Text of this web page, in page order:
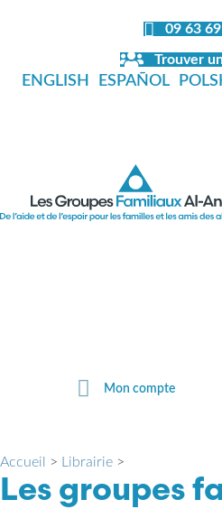
09 63
Trouver
ENGLISH ESPAÑOL
Mon compte
Accueil > Librairie >
Les groupes